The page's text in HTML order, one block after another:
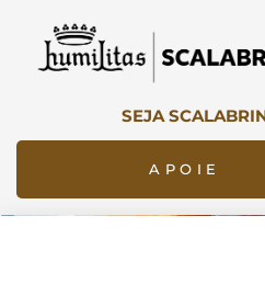
SEJA
APOIE